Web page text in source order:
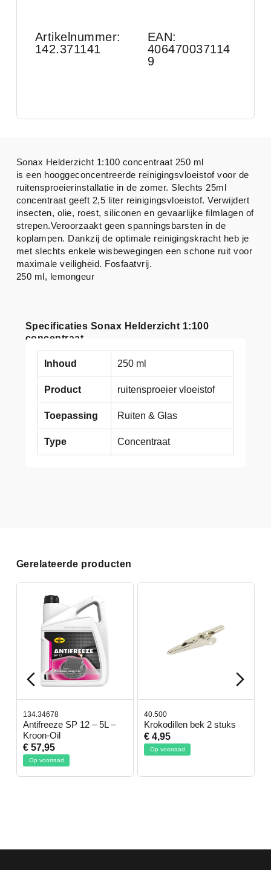
Artikelnummer:
142.371141
EAN:
406470037114
9
Specificaties Sonax Helderzicht 1:100
concentraat
Inhoud 250 ml
Product ruitensproeier vloeistof
Toepassing Ruiten & Glas
Type Concentraat
Sonax Helderzicht 1:100 concentraat 250 ml
is een hooggeconcentreerde reinigingsvloeistof voor de
ruitensproeierinstallatie in de zomer. Slechts 25ml
concentraat geeft 2,5 liter reinigingsvloeistof. Verwijdert
insecten, olie, roest, siliconen en gevaarlijke filmlagen of
strepen.Veroorzaakt geen spanningsbarsten in de
koplampen. Dankzij de optimale reinigingskracht heb je
met slechts enkele wisbewegingen een schone ruit voor
maximale veiligheid. Fosfaatvrij.
250 ml, lemongeur
Gerelateerde producten
134.34678
Antifreeze SP 12 – 5L –
Kroon-Oil
€ 57,95
Op voorraad
40.500
Krokodillen bek 2 stuks
€ 4,95
Op voorraad